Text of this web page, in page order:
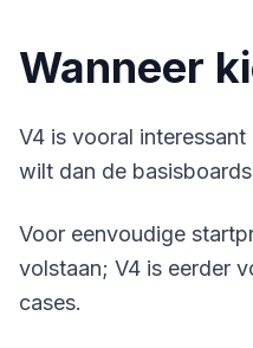
Wanneer
V4 is vooral
wilt dan de
Voor eenvoudige
volstaan; V4 is eerder
cases.